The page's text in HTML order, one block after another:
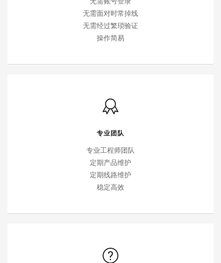
无需面对时常掉线
无需经过繁琐验证
操作简易
专业团队
专业工程师团队
定期产品维护
定期线路维护
稳定高效